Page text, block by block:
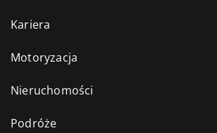
Kariera
Motoryzacja
Nieruchomości
Podróże